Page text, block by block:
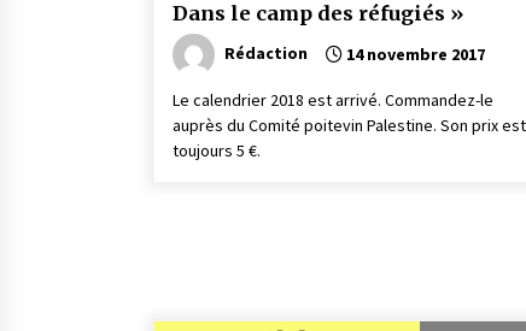
Dans le camp des réfugiés »
Rédaction 14 novembre 2017
Le calendrier 2018 est arrivé. Commandez-le
auprès du Comité poitevin Palestine. Son prix est
toujours 5 €.